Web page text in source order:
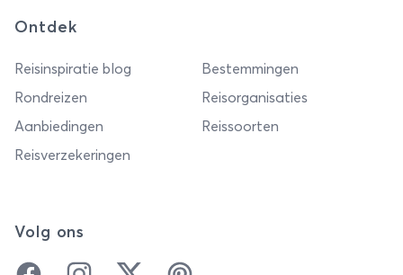
Ontdek
Reisinspiratie blog
Bestemmingen
Rondreizen
Reisorganisaties
Aanbiedingen
Reissoorten
Reisverzekeringen
Volg ons
FacebookInstagramTwitter Pinterest